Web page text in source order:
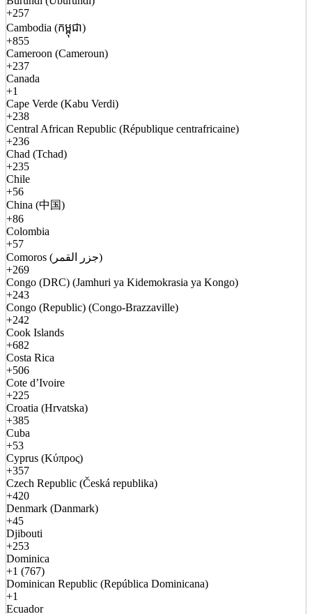
+257
Cambodia (កម្ពុជា)
+855
Cameroon (Cameroun)
+237
Canada
+1
Cape Verde (Kabu Verdi)
+238
Central African Republic (République centrafricaine)
+236
Chad (Tchad)
+235
Chile
+56
China (中国)
+86
Colombia
+57
Comoros (جزر القمر)
+269
Congo (DRC) (Jamhuri ya Kidemokrasia ya Kongo)
+243
Congo (Republic) (Congo-Brazzaville)
+242
Cook Islands
+682
Costa Rica
+506
Cote d’Ivoire
+225
Croatia (Hrvatska)
+385
Cuba
+53
Cyprus (Κύπρος)
+357
Czech Republic (Česká republika)
+420
Denmark (Danmark)
+45
Djibouti
+253
Dominica
+1 (767)
Dominican Republic (República Dominicana)
+1
Ecuador